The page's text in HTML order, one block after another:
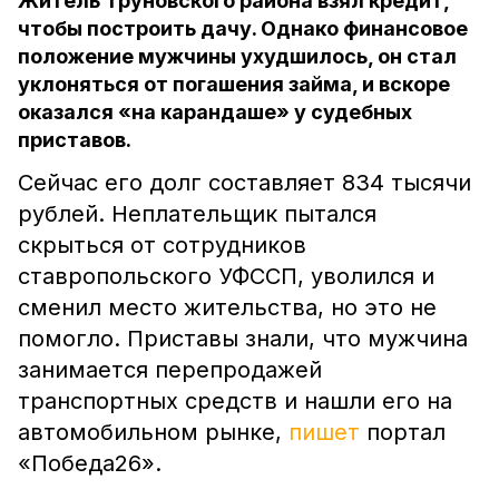
чтобы построить дачу. Однако финансовое
положение мужчины ухудшилось, он стал
уклоняться от погашения займа, и вскоре
оказался «на карандаше» у судебных
приставов.
Сейчас его долг составляет 834 тысячи
рублей. Неплательщик пытался
скрыться от сотрудников
ставропольского УФССП, уволился и
сменил место жительства, но это не
помогло. Приставы знали, что мужчина
занимается перепродажей
транспортных средств и нашли его на
автомобильном рынке, пишет портал
«Победа26».